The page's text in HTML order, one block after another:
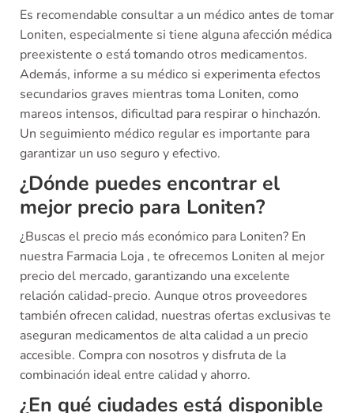
Es recomendable consultar a un médico antes de tomar
Loniten, especialmente si tiene alguna afección médica
preexistente o está tomando otros medicamentos.
Además, informe a su médico si experimenta efectos
secundarios graves mientras toma Loniten, como
mareos intensos, dificultad para respirar o hinchazón.
Un seguimiento médico regular es importante para
garantizar un uso seguro y efectivo.
¿Dónde puedes encontrar el
mejor precio para Loniten?
¿Buscas el precio más económico para Loniten? En
nuestra Farmacia Loja , te ofrecemos Loniten al mejor
precio del mercado, garantizando una excelente
relación calidad-precio. Aunque otros proveedores
también ofrecen calidad, nuestras ofertas exclusivas te
aseguran medicamentos de alta calidad a un precio
accesible. Compra con nosotros y disfruta de la
combinación ideal entre calidad y ahorro.
¿En qué ciudades está disponible